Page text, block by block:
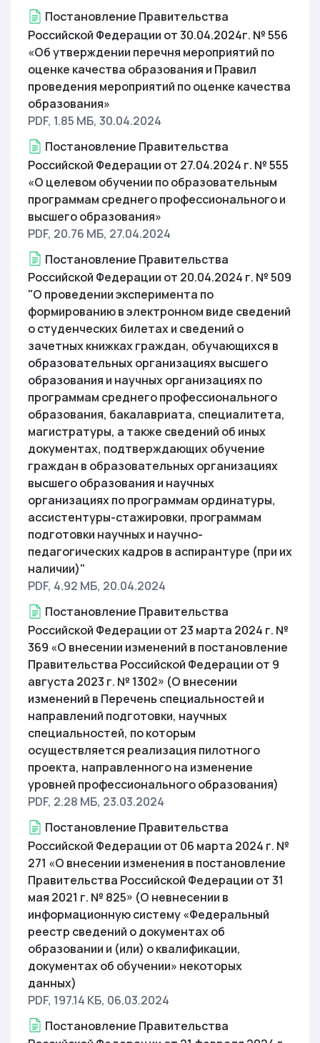
Постановление Правительства
Российской Федерации от 30.04.2024г. № 556
«Об утверждении перечня мероприятий по
оценке качества образования и Правил
проведения мероприятий по оценке качества
образования»
PDF, 1.85 МБ, 30.04.2024
Постановление Правительства
Российской Федерации от 27.04.2024 г. № 555
«О целевом обучении по образовательным
программам среднего профессионального и
высшего образования»
PDF, 20.76 МБ, 27.04.2024
Постановление Правительства
Российской Федерации от 20.04.2024 г. № 509
"О проведении эксперимента по
формированию в электронном виде сведений
о студенческих билетах и сведений о
зачетных книжках граждан, обучающихся в
образовательных организациях высшего
образования и научных организациях по
программам среднего профессионального
образования, бакалавриата, специалитета,
магистратуры, а также сведений об иных
документах, подтверждающих обучение
граждан в образовательных организациях
высшего образования и научных
организациях по программам ординатуры,
ассистентуры-стажировки, программам
подготовки научных и научно-
педагогических кадров в аспирантуре (при их
наличии)"
PDF, 4.92 МБ, 20.04.2024
Постановление Правительства
Российской Федерации от 23 марта 2024 г. №
369 «О внесении изменений в постановление
Правительства Российской Федерации от 9
августа 2023 г. № 1302» (О внесении
изменений в Перечень специальностей и
направлений подготовки, научных
специальностей, по которым
осуществляется реализация пилотного
проекта, направленного на изменение
уровней профессионального образования)
PDF, 2.28 МБ, 23.03.2024
Постановление Правительства
Российской Федерации от 06 марта 2024 г. №
271 «О внесении изменения в постановление
Правительства Российской Федерации от 31
мая 2021 г. № 825» (О невнесении в
информационную систему «Федеральный
реестр сведений о документах об
образовании и (или) о квалификации,
документах об обучении» некоторых
данных)
PDF, 197.14 КБ, 06.03.2024
Постановление Правительства